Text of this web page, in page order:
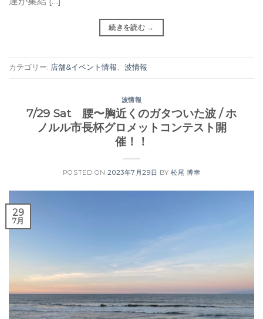
続きを読む →
カテゴリー: 店舗&イベント情報 波情報
波情報
7/29 Sat 腰〜胸近くのガタついた波 / ホ
ノルル市長杯グロメットコンテスト開
催！！
POSTED ON2023年7月29日 BY松尾 博幸
29
7月